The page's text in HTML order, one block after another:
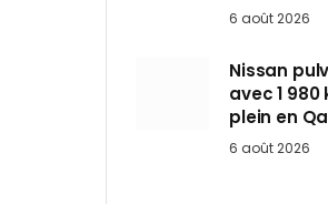
6 août 2026
Nissan
avec 1
plein en
6 août 2026